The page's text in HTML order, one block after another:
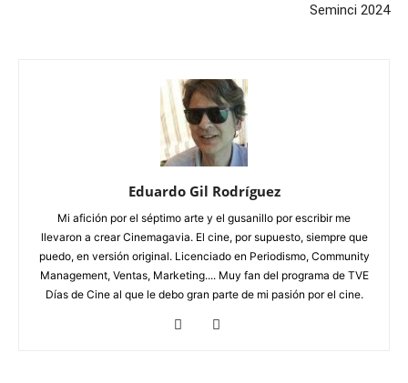
Seminci 2024
Eduardo Gil Rodríguez
Mi afición por el séptimo arte y el gusanillo por escribir me
llevaron a crear Cinemagavia. El cine, por supuesto, siempre que
puedo, en versión original. Licenciado en Periodismo, Community
Management, Ventas, Marketing.... Muy fan del programa de TVE
Días de Cine al que le debo gran parte de mi pasión por el cine.